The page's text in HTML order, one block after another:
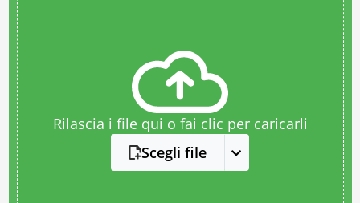
Rilascia i file qui o fai clic per caricarli
Scegli file